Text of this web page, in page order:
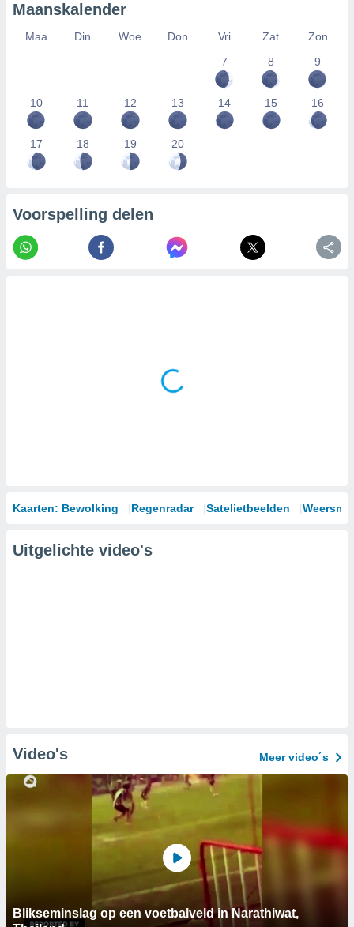
Maanskalender
Maa Din Woe Don Vri Zat
Zon
7
8 9
10 11 12 13 14 15 16
17 18 19 20
Voorspelling delen
Kaarten: Bewolking Regenradar Satelietbeelden
Uitgelichte video's
Video's Meer video´s
Blikseminslag op een voetbalveld in Narathiwat,